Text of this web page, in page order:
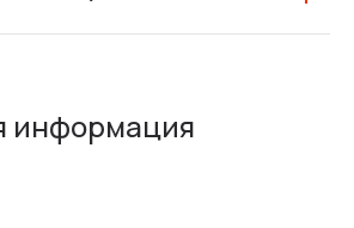
информация